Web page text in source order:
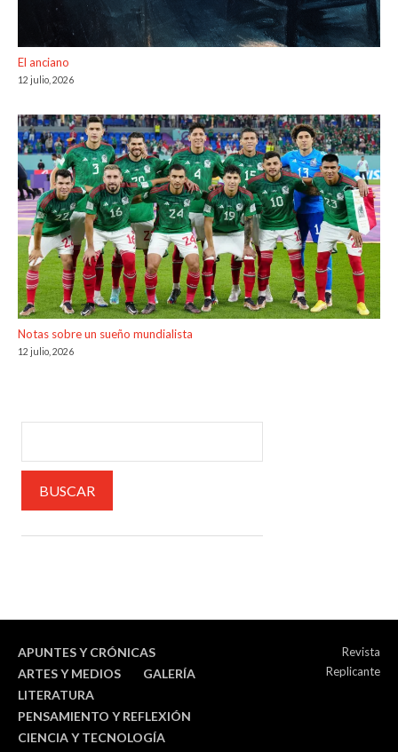
El anciano
12 julio, 2026
Notas sobre un sueño mundialista
12 julio, 2026
APUNTES Y CRÓNICAS
ARTES Y MEDIOS
GALERÍA
LITERATURA
PENSAMIENTO Y REFLEXIÓN
CIENCIA Y TECNOLOGÍA
Revista
Replicante